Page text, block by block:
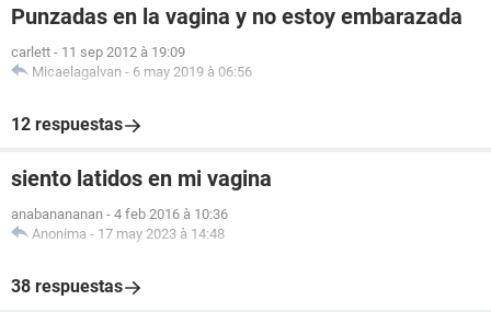
Punzadas en la vagina y no estoy embarazada
carlett - 11 sep 2012 à 19:09
Micaelagalvan - 6 may 2019 à 06:56
12 respuestas
siento latidos en mi vagina
anabanananan - 4 feb 2016 à 10:36
Anonima - 17 may 2023 à 14:48
38 respuestas